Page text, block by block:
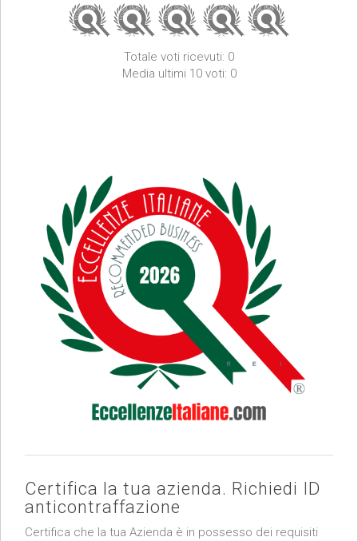
Totale voti ricevuti: 0
Media ultimi 10 voti: 0
Certifica la tua azienda. Richiedi ID
anticontraffazione
Certifica che la tua Azienda è in possesso dei requisiti